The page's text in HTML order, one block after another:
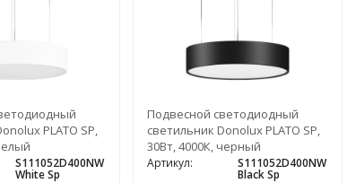
PLATO SP,
S111052D400NW
White Sp
Подвесной светодиодный
светильник Donolux PLATO SP,
30Вт, 4000К, черный
Артикул: S111052D400NW
Black Sp